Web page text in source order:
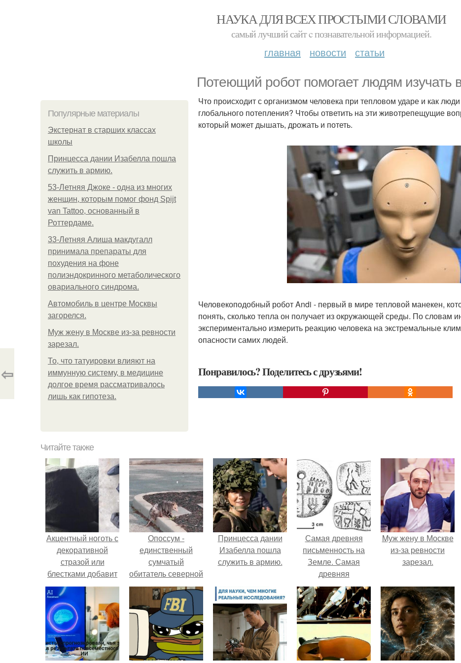
НАУКА ДЛЯ ВСЕХ ПРОСТЫМИ СЛОВАМИ
самый лучший сайт c познавательной информацией.
главная новости статьи
Потеющий робот помогает людям изучать
Популярные материалы
Экстернат в старших классах
школы
Принцесса дании Изабелла пошла
служить в армию.
53-Летняя Джоке - одна из многих
женщин, которым помог фонд Spijt
van Tattoo, основанный в
Роттердаме.
33-Летняя Алиша макдугалл
принимала препараты для
похудения на фоне
полиэндокринного метаболического
овариального синдрома.
Автомобиль в центре Москвы
загорелся.
Mуж жену в Москве из-за ревности
зарезал.
То, что татуировки влияют на
иммунную систему, в медицине
долгое время рассматривалось
лишь как гипотеза.
Что происходит с организмом человека при тепловом ударе и как
глобального потепления? Чтобы ответить на эти животрепещущие
который может дышать, дрожать и потеть.
Человекоподобный робот Andi - первый в мире тепловой манекен,
понять, сколько тепла он получает из окружающей среды. По словам
экспериментально измерить реакцию человека на экстремальные
опасности самих людей.
Понравилось? Поделитесь с друзьями!
⇦
Читайте также
Акцентный ноготь с
декоративной
стразой или
блестками добавит
роскоши и блеска
вашему маникюру.
Лучшие идеи у нас.
Опоссум -
единственный
сумчатый
обитатель северной
америки.
Принцесса дании
Изабелла пошла
служить в армию.
Самая древняя
письменность на
Земле. Самая
древняя
письменность.
Mуж жену в Москве
из-за ревности
зарезал.